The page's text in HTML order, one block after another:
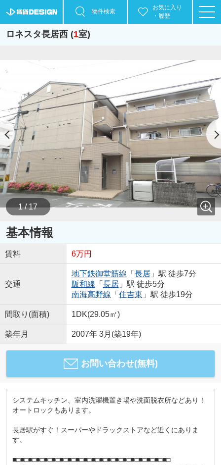
物件検索
お気に入り
・履歴
ロネスタ長居西 (1室)
1 / 17
基本情報
賃料 6万円
交通
地下鉄御堂筋線 「 長居」駅 徒歩7分
阪和線 「 長居」駅 徒歩5分
南海高野線 「 住吉東 」駅 徒歩19分
間取り(面積) 1DK(29.05㎡)
築年月 2007年 3月(築19年)
お問い合わせ(無料)
システムキッチン、室内洗濯機置き場や洗面脱衣所などあり！
オートロックもあります。
長居駅がすぐ！スーパーやドラックストアなど近くにありま
す。
■□■□■□■□■□■□■□■□■□■□■□■□■□■□■□■□■□■□■□■□